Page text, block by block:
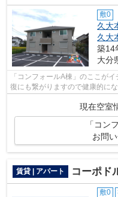
敷0
久大
久大
築14
大分
「コンフォールA棟」のここが
復にも繋がりますので健康的に
現在空室
「コン
お問
賃貸 | アパート コーポド
敷0